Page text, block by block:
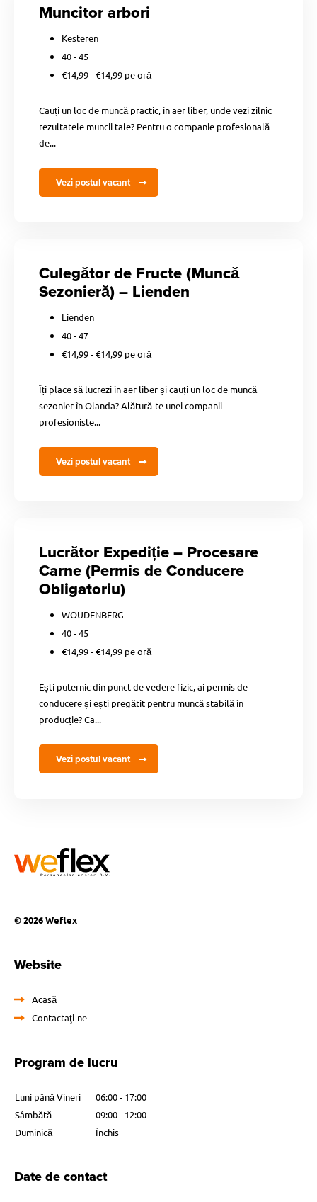
Muncitor arbori
Kesteren
40 - 45
€14,99 - €14,99 pe oră
Cauți un loc de muncă practic, în aer liber, unde vezi zilnic
rezultatele muncii tale? Pentru o companie profesională
de...
Vezi postul vacant
Culegător de Fructe (Muncă
Sezonieră) – Lienden
Lienden
40 - 47
€14,99 - €14,99 pe oră
Îți place să lucrezi în aer liber și cauți un loc de muncă
sezonier în Olanda? Alătură-te unei companii
profesioniste...
Vezi postul vacant
Lucrător Expediție – Procesare
Carne (Permis de Conducere
Obligatoriu)
WOUDENBERG
40 - 45
€14,99 - €14,99 pe oră
Ești puternic din punct de vedere fizic, ai permis de
conducere și ești pregătit pentru muncă stabilă în
producție? Ca...
Vezi postul vacant
© 2026 Weflex
Website
Acasă
Contactaţi-ne
Program de lucru
Luni până Vineri
06:00 - 17:00
Sâmbătă
09:00 - 12:00
Duminică
Închis
Date de contact